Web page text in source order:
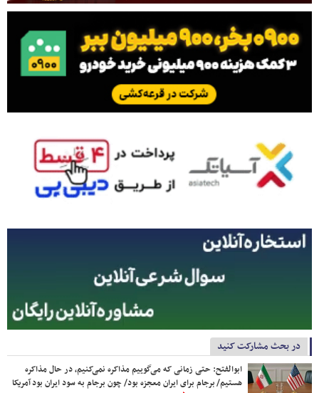
در بحث مشارکت کنید
ابوالفتح: حتی زمانی که می‌گوییم مذاکره نمی‌کنیم، در حال مذاکره
هستیم/ برجام برای ایران معجزه بود/ چون برجام به سود ایران بود آمریکا